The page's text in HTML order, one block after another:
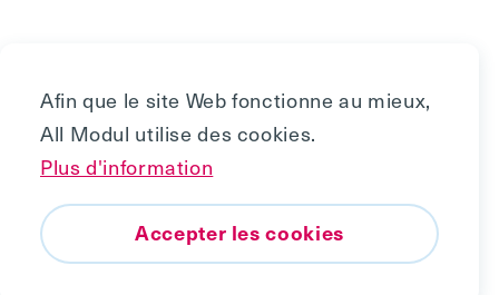
Afin que le site Web fonctionne au mieux,
All Modul utilise des cookies.
Plus d'information
Accepter les cookies
Privacy
Politique de cookies
Copyright © 2010 - 2026, All Modul
Vers le haut